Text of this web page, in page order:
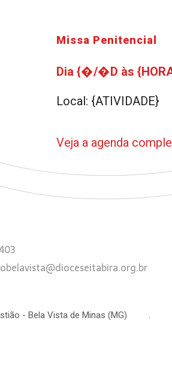
Missa Penitencial
Dia {�/�D às
Local: {ATIVIDADE}
Veja a agenda
- Bela Vista de Minas (MG) .